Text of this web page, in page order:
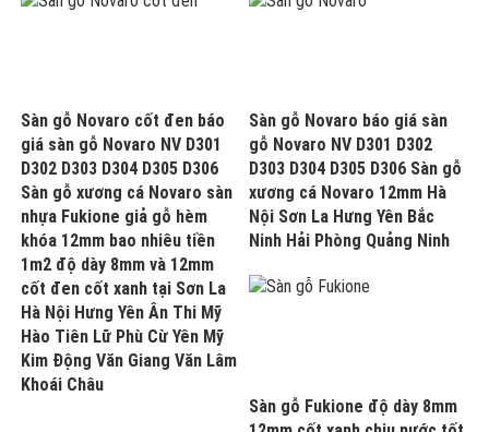
Sàn gỗ Novaro cốt đen báo
giá sàn gỗ Novaro NV D301
D302 D303 D304 D305 D306
Sàn gỗ xương cá Novaro sàn
nhựa Fukione giả gỗ hèm
khóa 12mm bao nhiêu tiền
1m2 độ dày 8mm và 12mm
cốt đen cốt xanh tại Sơn La
Hà Nội Hưng Yên Ân Thi Mỹ
Hào Tiên Lữ Phù Cừ Yên Mỹ
Kim Động Văn Giang Văn Lâm
Khoái Châu
Sàn gỗ Novaro báo giá sàn
gỗ Novaro NV D301 D302
D303 D304 D305 D306 Sàn gỗ
xương cá Novaro 12mm Hà
Nội Sơn La Hưng Yên Bắc
Ninh Hải Phòng Quảng Ninh
Sàn gỗ Fukione độ dày 8mm